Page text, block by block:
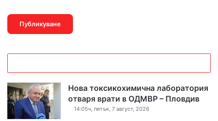
Нова токсикохимична лаборатория
отваря врати в ОДМВР – Пловдив
14:05ч, петък, 7 август, 2026